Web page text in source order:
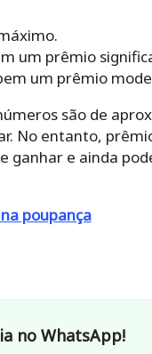
um prêmio
um prêmio
são de
No entanto,
ganhar e ainda
poupança
no WhatsApp!